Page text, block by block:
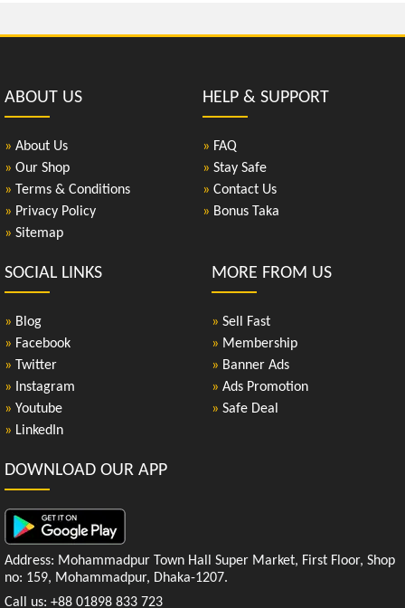
ABOUT US
» About Us
» Our Shop
» Terms & Conditions
» Privacy Policy
» Sitemap
HELP & SUPPORT
» FAQ
» Stay Safe
» Contact Us
» Bonus Taka
SOCIAL LINKS
» Blog
» Facebook
» Twitter
» Instagram
» Youtube
» LinkedIn
MORE FROM US
» Sell Fast
» Membership
» Banner Ads
» Ads Promotion
» Safe Deal
DOWNLOAD OUR APP
Address: Mohammadpur Town Hall Super Market, First Floor, Shop
no: 159, Mohammadpur, Dhaka-1207.
Call us: +88 01898 833 723